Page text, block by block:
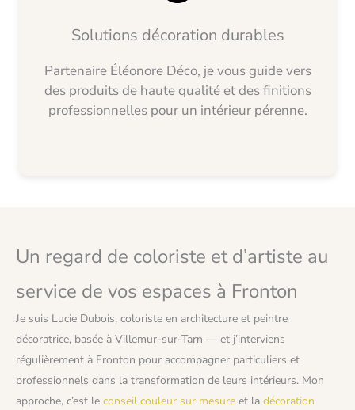
Solutions décoration durables
Partenaire Éléonore Déco, je vous guide vers
des produits de haute qualité et des finitions
professionnelles pour un intérieur pérenne.
Un regard de coloriste et d’artiste au
service de vos espaces à Fronton
Je suis Lucie Dubois, coloriste en architecture et peintre
décoratrice, basée à Villemur-sur-Tarn — et j’interviens
régulièrement à Fronton pour accompagner particuliers et
professionnels dans la transformation de leurs intérieurs. Mon
approche, c’est le conseil couleur sur mesure et la décoration